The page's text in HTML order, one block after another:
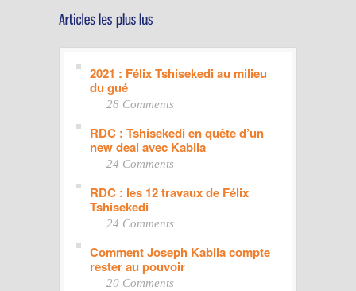
2021 : Félix Tshisekedi au milieu
du gué
28 Comments
RDC : Tshisekedi en quête d’un
new deal avec Kabila
24 Comments
RDC : les 12 travaux de Félix
Tshisekedi
24 Comments
Comment Joseph Kabila compte
rester au pouvoir
20 Comments